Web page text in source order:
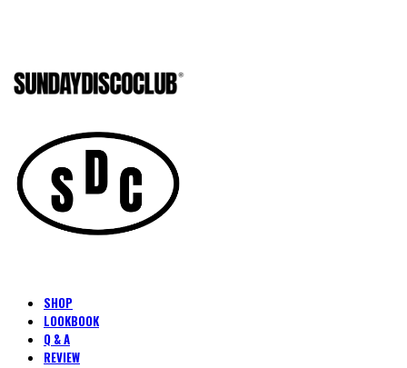
SHOP
LOOKBOOK
Q & A
REVIEW